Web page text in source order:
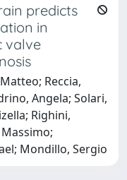
predicts
in
valve
Reccia,
Angela; Solari,
Righini,
Massimo;
Mondillo, Sergio